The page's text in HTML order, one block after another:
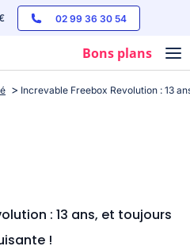
02 99 36 30 54
Bons plans
Increvable Freebox Revolution : 13
: 13 ans, et toujours
!